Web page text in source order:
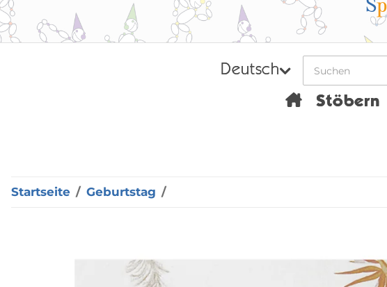
Deutsch
Home
Stöbern
Startseite Geburtstag